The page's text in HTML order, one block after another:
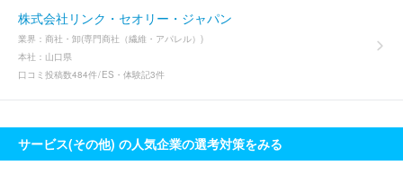
株式会社リンク・セオリー・ジャパン
業界： 商社・卸(専門商社（繊維・アパレル）)
本社： 山口県
口コミ投稿数484件 ES・体験記3件
サービス(その他) の人気企業の選考対策をみる